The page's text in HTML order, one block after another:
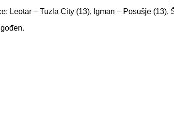
Leotar – Tuzla City (13), Igman – Posušje